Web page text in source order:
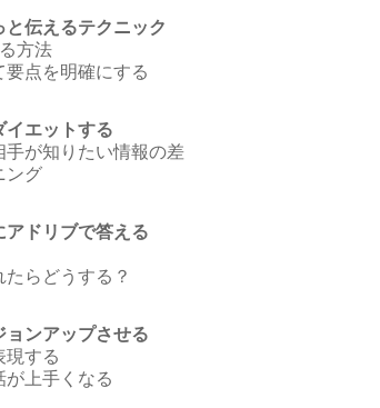
伝えるテクニック
方法
点を明確にする
イエットする
手が知りたい情報の差
ング
アドリブで答える
らどうする？
ョンアップさせる
現する
が上手くなる